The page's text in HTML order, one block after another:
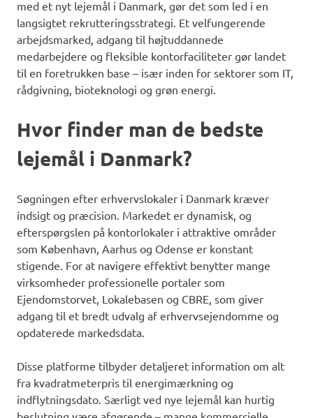
med et nyt lejemål i Danmark, gør det som led i en
langsigtet rekrutteringsstrategi. Et velfungerende
arbejdsmarked, adgang til højtuddannede
medarbejdere og fleksible kontorfaciliteter gør landet
til en foretrukken base – især inden for sektorer som IT,
rådgivning, bioteknologi og grøn energi.
Hvor finder man de bedste
lejemål i Danmark?
Søgningen efter erhvervslokaler i Danmark kræver
indsigt og præcision. Markedet er dynamisk, og
efterspørgslen på kontorlokaler i attraktive områder
som København, Aarhus og Odense er konstant
stigende. For at navigere effektivt benytter mange
virksomheder professionelle portaler som
Ejendomstorvet, Lokalebasen og CBRE, som giver
adgang til et bredt udvalg af erhvervsejendomme og
opdaterede markedsdata.
Disse platforme tilbyder detaljeret information om alt
fra kvadratmeterpris til energimærkning og
indflytningsdato. Særligt ved nye lejemål kan hurtig